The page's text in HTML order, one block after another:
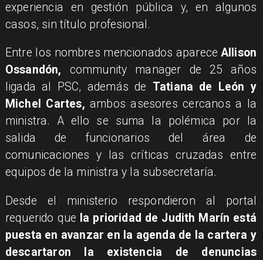
experiencia en gestión pública y, en algunos
casos, sin título profesional.
Entre los nombres mencionados apareceAllison
Ossandón, community manager de 25 años
ligada al PSC, además de Tatiana de León y
Michel Cartes,ambos asesores cercanos a la
ministra. A ello se suma la polémica por la
salida de funcionarios del área de
comunicaciones y las críticas cruzadas entre
equipos de la ministra y la subsecretaría.
Desde el ministerio respondieron al portal
requerido que la prioridad de Judith Marín está
puesta en avanzar en la agenda de la cartera y
descartaron la existencia de denuncias